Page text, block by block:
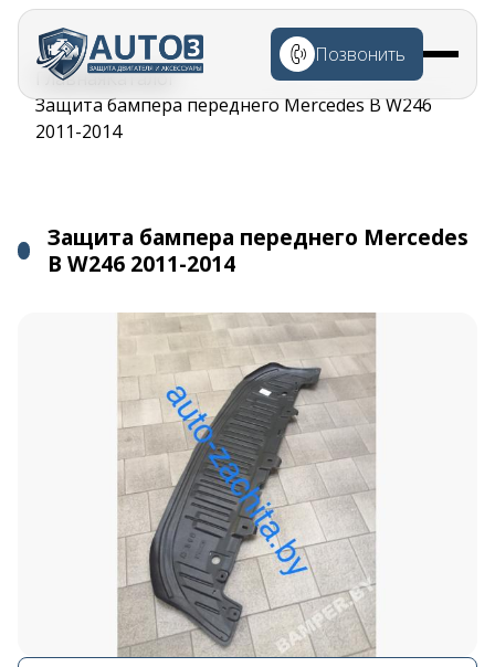
Перейти к
основному
содержанию
Позвонить
Строка
навигации
ГлавнаяКаталог
Защита бампера переднего Mercedes B W246
2011-2014
Защита бампера переднего Mercedes
B W246 2011-2014